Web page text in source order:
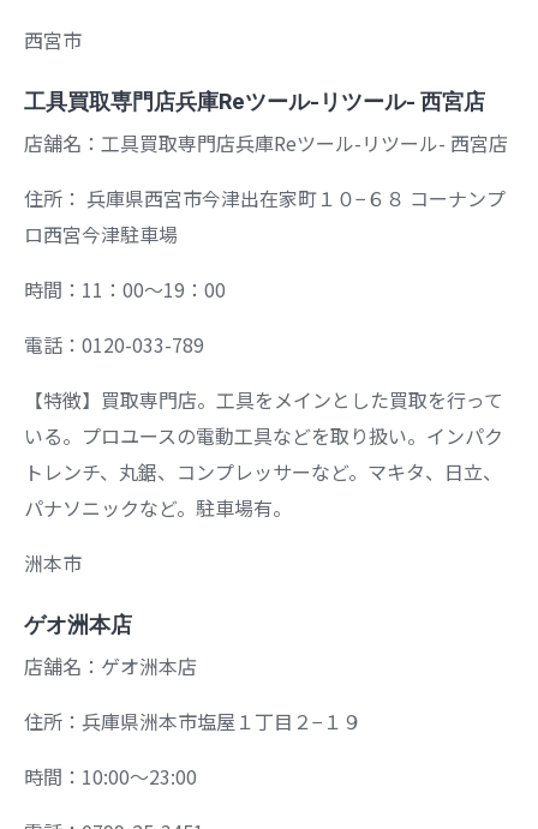
西宮市
工具買取専門店兵庫Reツール-リツール- 西宮店
店舗名：工具買取専門店兵庫Reツール-リツール- 西宮店
住所： 兵庫県西宮市今津出在家町１０−６８ コーナンプ
ロ西宮今津駐車場
時間：11：00～19：00
電話：0120-033-789
【特徴】買取専門店。工具をメインとした買取を行って
いる。プロユースの電動工具などを取り扱い。インパク
トレンチ、丸鋸、コンプレッサーなど。マキタ、日立、
パナソニックなど。駐車場有。
洲本市
ゲオ洲本店
店舗名：ゲオ洲本店
住所：兵庫県洲本市塩屋１丁目２−１９
時間：10:00～23:00